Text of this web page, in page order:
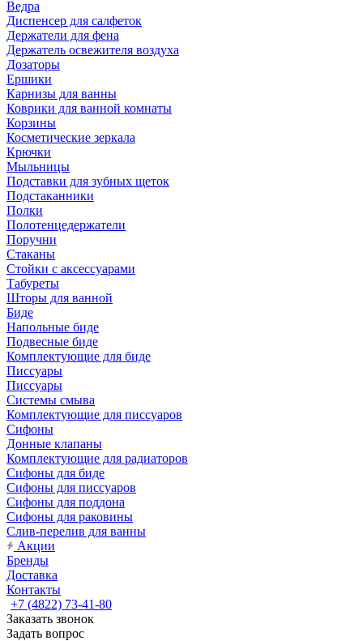
Ведра
Диспенсер для салфеток
Держатели для фена
Держатель освежителя воздуха
Дозаторы
Ершики
Карнизы для ванны
Коврики для ванной комнаты
Корзины
Косметические зеркала
Крючки
Мыльницы
Подставки для зубных щеток
Подстаканники
Полки
Полотенцедержатели
Поручни
Стаканы
Стойки с аксессуарами
Табуреты
Шторы для ванной
Биде
Напольные биде
Подвесные биде
Комплектующие для биде
Писсуары
Писсуары
Системы смыва
Комплектующие для писсуаров
Сифоны
Донные клапаны
Комплектующие для радиаторов
Сифоны для биде
Сифоны для писсуаров
Сифоны для поддона
Сифоны для раковины
Слив-перелив для ванны
Акции
Бренды
Доставка
Контакты
+7 (4822) 73-41-80
Заказать звонок
Задать вопрос